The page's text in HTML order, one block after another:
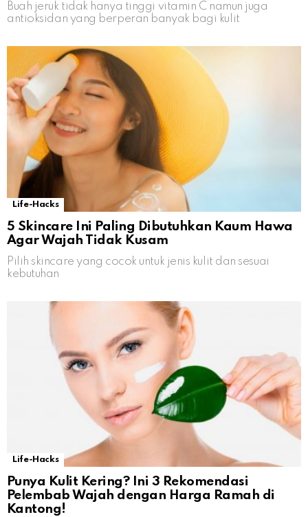
Buah jeruk tidak hanya tinggi vitamin C namun juga
antioksidan yang berperan banyak bagi kulit
Life-Hacks
5 Skincare Ini Paling Dibutuhkan Kaum Hawa
Agar Wajah Tidak Kusam
Pilih skincare yang cocok untuk jenis kulit dan sesuai
kebutuhan
Life-Hacks
Punya Kulit Kering? Ini 3 Rekomendasi
Pelembab Wajah dengan Harga Ramah di
Kantong!